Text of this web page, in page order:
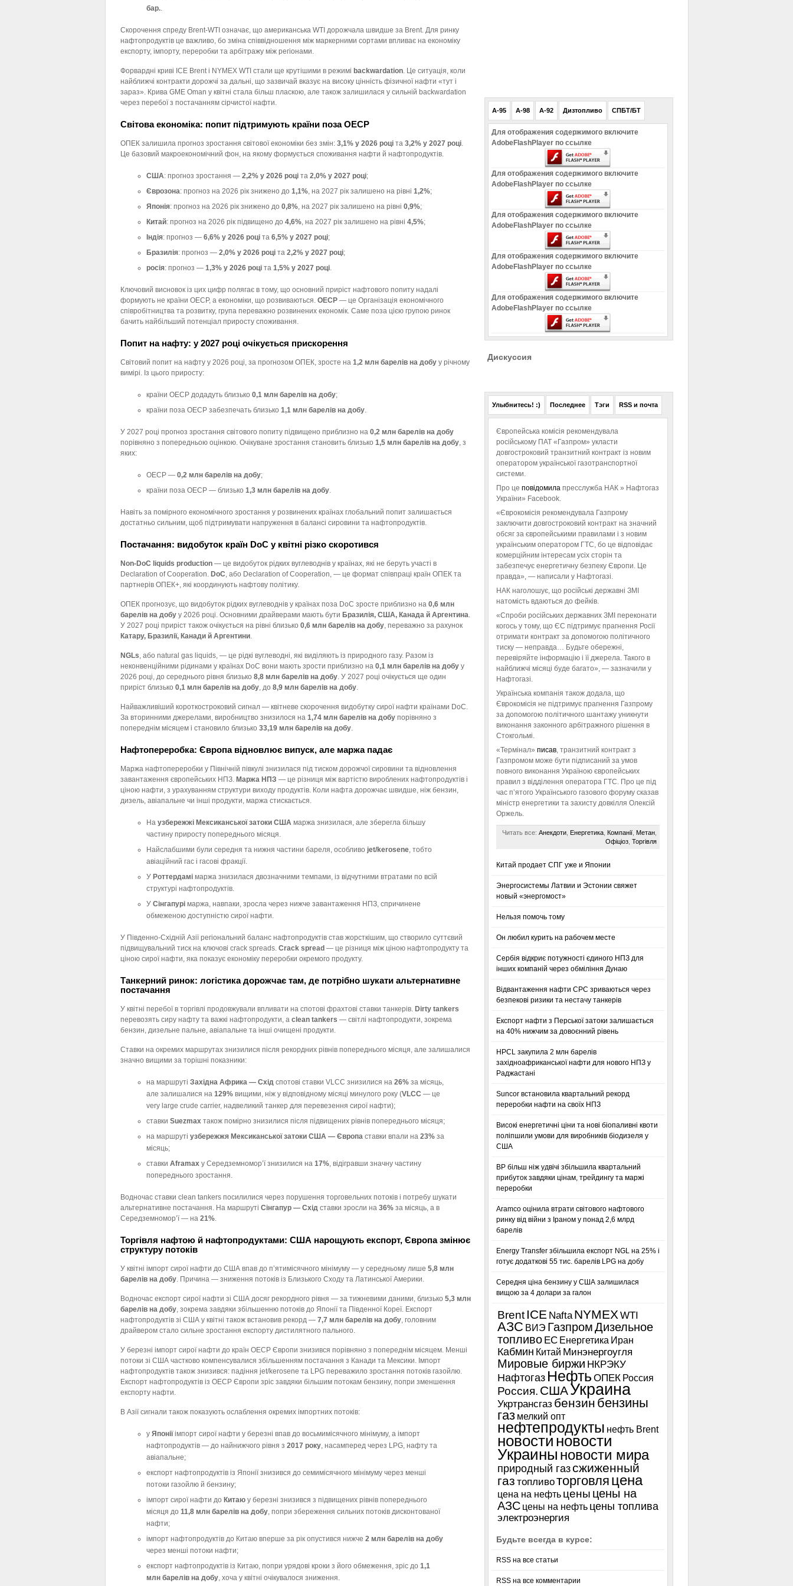
бар..
Скорочення спреду Brent-WTI означає, що американська WTI дорожчала швидше за Brent. Для ринку
нафтопродуктів це важливо, бо зміна співвідношення між маркерними сортами впливає на економіку
експорту, імпорту, переробки та арбітражу між регіонами.
Форвардні криві ICE Brent і NYMEX WTI стали ще крутішими в режимі backwardation. Це ситуація, коли
найближчі контракти дорожчі за дальні, що зазвичай вказує на високу цінність фізичної нафти «тут і
зараз». Крива GME Oman у квітні стала більш пласкою, але також залишилася у сильній backwardation
через перебої з постачанням сірчистої нафти.
Світова економіка: попит підтримують країни поза ОЕСР
ОПЕК залишила прогноз зростання світової економіки без змін: 3,1% у 2026 роціта 3,2% у 2027 році.
Це базовий макроекономічний фон, на якому формується споживання нафти й нафтопродуктів.
США: прогноз зростання — 2,2% у 2026 роціта 2,0% у 2027 році;
Єврозона: прогноз на 2026 рік знижено до 1,1%, на 2027 рік залишено на рівні 1,2%;
Японія: прогноз на 2026 рік знижено до 0,8%, на 2027 рік залишено на рівні 0,9%;
Китай: прогноз на 2026 рік підвищено до 4,6%, на 2027 рік залишено на рівні 4,5%;
Індія: прогноз — 6,6% у 2026 роціта 6,5% у 2027 році;
Бразилія: прогноз — 2,0% у 2026 роціта 2,2% у 2027 році;
росія: прогноз — 1,3% у 2026 роціта 1,5% у 2027 році.
Ключовий висновок із цих цифр полягає в тому, що основний приріст нафтового попиту надалі
формують не країни ОЕСР, а економіки, що розвиваються. ОЕСР— це Організація економічного
співробітництва та розвитку, група переважно розвинених економік. Саме поза цією групою ринок
бачить найбільший потенціал приросту споживання.
Попит на нафту: у 2027 році очікується прискорення
Світовий попит на нафту у 2026 році, за прогнозом ОПЕК, зросте на 1,2 млн барелів на добуу річному
вимірі. Із цього приросту:
країни ОЕСР додадуть близько 0,1 млн барелів на добу;
країни поза ОЕСР забезпечать близько 1,1 млн барелів на добу.
У 2027 році прогноз зростання світового попиту підвищено приблизно на 0,2 млн барелів на добу
порівняно з попередньою оцінкою. Очікуване зростання становить близько 1,5 млн барелів на добу, з
яких:
ОЕСР — 0,2 млн барелів на добу;
країни поза ОЕСР — близько 1,3 млн барелів на добу.
Навіть за помірного економічного зростання у розвинених країнах глобальний попит залишається
достатньо сильним, щоб підтримувати напруження в балансі сировини та нафтопродуктів.
Постачання: видобуток країн DoC у квітні різко скоротився
Non-DoC liquids production— це видобуток рідких вуглеводнів у країнах, які не беруть участі в
Declaration of Cooperation. DoC, або Declaration of Cooperation, — це формат співпраці країн ОПЕК та
партнерів ОПЕК+, які координують нафтову політику.
ОПЕК прогнозує, що видобуток рідких вуглеводнів у країнах поза DoC зросте приблизно на 0,6 млн
барелів на добуу 2026 році. Основними драйверами мають бути Бразилія, США, Канада й Аргентина.
У 2027 році приріст також очікується на рівні близько 0,6 млн барелів на добу, переважно за рахунок
Катару, Бразилії, Канади й Аргентини.
NGLs, або natural gas liquids, — це рідкі вуглеводні, які виділяють із природного газу. Разом із
неконвенційними рідинами у країнах DoC вони мають зрости приблизно на 0,1 млн барелів на добуу
2026 році, до середнього рівня близько 8,8 млн барелів на добу. У 2027 році очікується ще один
приріст близько 0,1 млн барелів на добу, до 8,9 млн барелів на добу.
Найважливіший короткостроковий сигнал — квітневе скорочення видобутку сирої нафти країнами DoC.
За вторинними джерелами, виробництво знизилося на 1,74 млн барелів на добупорівняно з
попереднім місяцем і становило близько 33,19 млн барелів на добу.
Нафтопереробка: Європа відновлює випуск, але маржа падає
Маржа нафтопереробки у Північній півкулі знизилася під тиском дорожчої сировини та відновлення
завантаження європейських НПЗ. Маржа НПЗ — це різниця між вартістю вироблених нафтопродуктів і
ціною нафти, з урахуванням структури виходу продуктів. Коли нафта дорожчає швидше, ніж бензин,
дизель, авіапальне чи інші продукти, маржа стискається.
На узбережжі Мексиканської затоки СШАмаржа знизилася, але зберегла більшу
частину приросту попереднього місяця.
Найслабшими були середня та нижня частини бареля, особливо jet/kerosene, тобто
авіаційний гас і гасові фракції.
У Роттердамімаржа знизилася двозначними темпами, із відчутними втратами по всій
структурі нафтопродуктів.
У Сінгапурімаржа, навпаки, зросла через нижче завантаження НПЗ, спричинене
обмеженою доступністю сирої нафти.
У Південно-Східній Азії регіональний баланс нафтопродуктів став жорсткішим, що створило суттєвий
підвищувальний тиск на ключові crack spreads. Crack spread — це різниця між ціною нафтопродукту та
ціною сирої нафти, яка показує економіку переробки окремого продукту.
Танкерний ринок: логістика дорожчає там, де потрібно шукати альтернативне
постачання
У квітні перебої в торгівлі продовжували впливати на спотові фрахтові ставки танкерів. Dirty tankers
перевозять сиру нафту та важкі нафтопродукти, а clean tankers — світлі нафтопродукти, зокрема
бензин, дизельне пальне, авіапальне та інші очищені продукти.
Ставки на окремих маршрутах знизилися після рекордних рівнів попереднього місяця, але залишалися
значно вищими за торішні показники:
на маршруті Західна Африка — Східспотові ставки VLCC знизилися на 26%за місяць,
але залишалися на 129%вищими, ніж у відповідному місяці минулого року (VLCC — це
very large crude carrier, надвеликий танкер для перевезення сирої нафти);
ставки Suezmaxтакож помірно знизилися після підвищених рівнів попереднього місяця;
на маршруті узбережжя Мексиканської затоки США — Європаставки впали на 23%за
місяць;
ставки Aframaxу Середземномор’ї знизилися на 17%, відігравши значну частину
попереднього зростання.
Водночас ставки clean tankers посилилися через порушення торговельних потоків і потребу шукати
альтернативне постачання. На маршруті Сінгапур — Східставки зросли на 36%за місяць, а в
Середземномор’ї — на 21%.
Торгівля нафтою й нафтопродуктами: США нарощують експорт, Європа змінює
структуру потоків
У квітні імпорт сирої нафти до США впав до п’ятимісячного мінімуму — у середньому лише 5,8 млн
барелів на добу. Причина — зниження потоків із Близького Сходу та Латинської Америки.
Водночас експорт сирої нафти зі США досяг рекордного рівня — за тижневими даними, близько 5,3 млн
барелів на добу, зокрема завдяки збільшенню потоків до Японії та Південної Кореї. Експорт
нафтопродуктів зі США у квітні також встановив рекорд — 7,7 млн барелів на добу, головним
драйвером стало сильне зростання експорту дистилятного пального.
У березні імпорт сирої нафти до країн ОЕСР Європи знизився порівняно з попереднім місяцем. Менші
потоки зі США частково компенсувалися збільшенням постачання з Канади та Мексики. Імпорт
нафтопродуктів також знизився: падіння jet/kerosene та LPG переважило зростання потоків газойлю.
Експорт нафтопродуктів із ОЕСР Європи зріс завдяки більшим потокам бензину, попри зменшення
експорту нафти.
В Азії сигнали також показують ослаблення окремих імпортних потоків:
у Японіїімпорт сирої нафти у березні впав до восьмимісячного мінімуму, а імпорт
нафтопродуктів — до найнижчого рівня з 2017 року, насамперед через LPG, нафту та
авіапальне;
експорт нафтопродуктів із Японії знизився до семимісячного мінімуму через менші
потоки газойлю й бензину;
імпорт сирої нафти до Китаюу березні знизився з підвищених рівнів попереднього
місяця до 11,8 млн барелів на добу, попри збереження сильних потоків дисконтованої
нафти;
імпорт нафтопродуктів до Китаю вперше за рік опустився нижче 2 млн барелів на добу
через менші потоки нафти;
експорт нафтопродуктів із Китаю, попри урядові кроки з його обмеження, зріс до 1,1
млн барелів на добу, хоча у квітні очікувалося зниження.
A-95 A-98 A-92 Дизтопливо СПБТ/БТ
Для отображения содержимого включите
AdobeFlashPlayer по ссылке
Для отображения содержимого включите
AdobeFlashPlayer по ссылке
Для отображения содержимого включите
AdobeFlashPlayer по ссылке
Для отображения содержимого включите
AdobeFlashPlayer по ссылке
Для отображения содержимого включите
AdobeFlashPlayer по ссылке
Дискуссия
Улыбнитесь! :) Последнее Тэги RSS и почта
Європейська комісія рекомендувала
російському ПАТ «Газпром» укласти
довгостроковий транзитний контракт із новим
оператором української газотранспортної
системи.
Про це повідомила пресслужба НАК » Нафтогаз
України» Facebook.
«Єврокомісія рекомендувала Газпрому
заключити довгостроковий контракт на значний
обсяг за європейськими правилами і з новим
українським оператором ГТС, бо це відповідає
комерційним інтересам усіх сторін та
забезпечує енергетичну безпеку Європи. Це
правда», — написали у Нафтогазі.
НАК наголошує, що російські державні ЗМІ
натомість вдаються до фейків.
«Спроби російських державних ЗМІ переконати
когось у тому, що ЄС підтримує прагнення Росії
отримати контракт за допомогою політичного
тиску — неправда… Будьте обережні,
перевіряйте інформацію і її джерела. Такого в
найближчі місяці буде багато», — зазначили у
Нафтогазі.
Українська компанія також додала, що
Єврокомісія не підтримує прагнення Газпрому
за допомогою політичного шантажу уникнути
виконання законного арбітражного рішення в
Стокгольмі.
«Термінал» писав, транзитний контракт з
Газпромом може бути підписаний за умов
повного виконання Україною європейських
правил з відділення оператора ГТС. Про це під
час п’ятого Українського газового форуму сказав
міністр енергетики та захисту довкілля Олексій
Оржель.
Читать все: Анекдоти, Енергетика, Компанії, Метан,
Офіціоз, Торгівля
Китай продает СПГ уже и Японии
Энергосистемы Латвии и Эстонии свяжет
новый «энергомост»
Нельзя помочь тому
Он любил курить на рабочем месте
Сербія відкриє потужності єдиного НПЗ для
інших компаній через обміління Дунаю
Відвантаження нафти CPC зриваються через
безпекові ризики та нестачу танкерів
Експорт нафти з Перської затоки залишається
на 40% нижчим за довоєнний рівень
HPCL закупила 2 млн барелів
західноафриканської нафти для нового НПЗ у
Раджастані
Suncor встановила квартальний рекорд
переробки нафти на своїх НПЗ
Високі енергетичні ціни та нові біопаливні квоти
поліпшили умови для виробників біодизеля у
США
BP більш ніж удвічі збільшила квартальний
прибуток завдяки цінам, трейдингу та маржі
переробки
Aramco оцінила втрати світового нафтового
ринку від війни з Іраном у понад 2,6 млрд
барелів
Energy Transfer збільшила експорт NGL на 25% і
готує додаткові 55 тис. барелів LPG на добу
Середня ціна бензину у США залишилася
вищою за 4 долари за галон
Brent ICE Nafta NYMEXWTI
АЗС ВИЭ ГазпромДизельное
топливо ЕС Енергетика Иран
Кабмин Китай Минэнергоугля
Мировые биржи НКРЭКУ
Нафтогаз Нефть ОПЕК Россия
Россия. СШАУкраина
Укртрансгаз бензин бензины
газ мелкий опт
нефтепродукты нефть Brent
новости новости
Украины новости мира
природный газсжиженный
газ топливоторговля цена
цена на нефть цены цены на
АЗС цены на нефть цены топлива
электроэнергия
Будьте всегда в курсе:
RSS на все статьи
RSS на все комментарии